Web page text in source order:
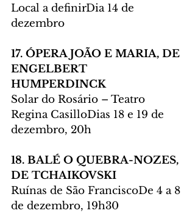
Local a definirDia 14 de
dezembro
17. ÓPERA JOÃO E MARIA, DE
ENGELBERT
HUMPERDINCK
Solar do Rosário – Teatro
Regina CasilloDias 18 e 19 de
dezembro, 20h
18. BALÉ O QUEBRA-NOZES,
DE TCHAIKOVSKI
Ruínas de São FranciscoDe 4 a 8
de dezembro, 19h30